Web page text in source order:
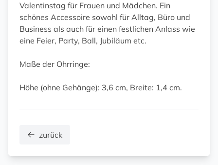
Valentinstag für Frauen und Mädchen. Ein
schönes Accessoire sowohl für Alltag, Büro und
Business als auch für einen festlichen Anlass wie
eine Feier, Party, Ball, Jubiläum etc.
Maße der Ohrringe:
Höhe (ohne Gehänge): 3,6 cm, Breite: 1,4 cm.
zurück